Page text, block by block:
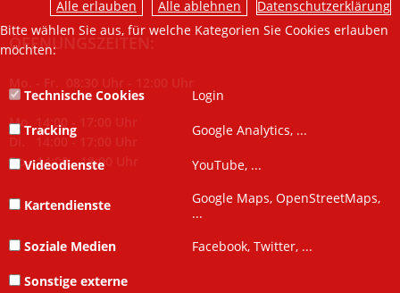
ÖFFNUNGSZEITEN:
Mo. 14:00 - 17:00 Uhr
Di. 14:00 - 17:00 Uhr
Do. 14:00 - 18:00 Uhr
Datenschutzerklärung
Bitte wählen Sie aus, für welche Kategorien Sie Cookies erlauben
möchten:
Technische Cookies Login
Tracking Google Analytics, ...
Videodienste YouTube, ...
Kartendienste
Google Maps, OpenStreetMaps,
...
Soziale Medien
Facebook, Twitter, ...
Sonstige externe